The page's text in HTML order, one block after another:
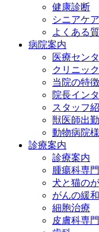
健康診断
シニアケ
よくある
病院案内
医療セン
クリニッ
当院の特徴
院長イン
スタッフ
獣医師出
動物病院
診療案内
診療案内
腫瘍科専
犬と猫の
がんの緩
細胞治療
皮膚科専